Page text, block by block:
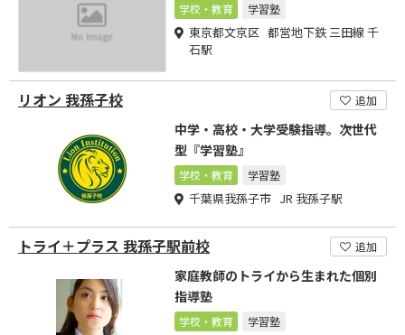
学校・教育 学習塾
東京都文京区 都営地下鉄 三田線 千
石駅
リオン 我孫子校 追加
中学・高校・大学受験指導。次世代
型『学習塾』
学校・教育 学習塾
千葉県我孫子市 JR 我孫子駅
トライ＋プラス 我孫子駅前校 追加
家庭教師のトライから生まれた個別
指導塾
学校・教育 学習塾